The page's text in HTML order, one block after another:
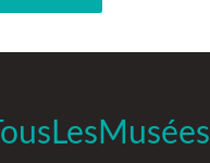
TousLesMusées